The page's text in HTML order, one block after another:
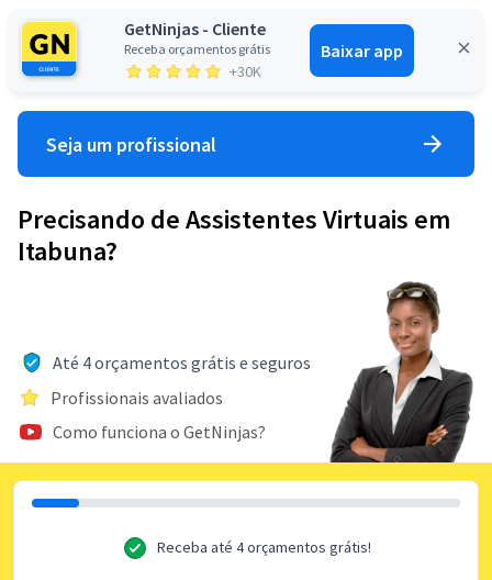
GetNinjas - Cliente
Receba orçamentos grátis
+30K
Baixar app
Entrar
Seja um profissional
Precisando de Assistentes Virtuais em
Itabuna?
Até 4 orçamentos grátis e seguros
Profissionais avaliados
Como funciona o GetNinjas?
Receba até 4 orçamentos grátis!